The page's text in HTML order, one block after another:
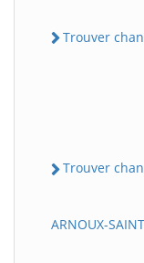
Trouver
Trouver
ARNOUX-